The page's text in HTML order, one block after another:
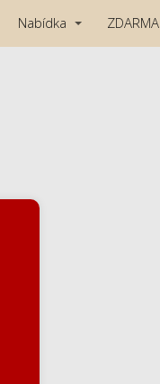
Nabídka ZDARMA